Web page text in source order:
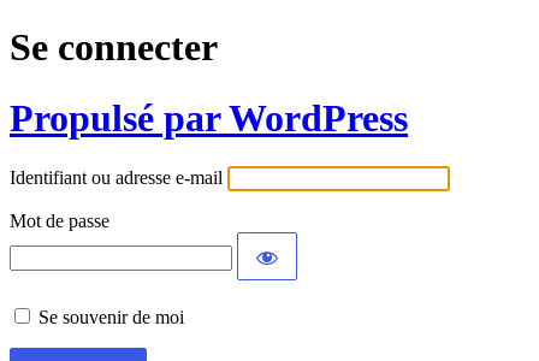
Se connecter
Propulsé par WordPress
Identifiant ou adresse e-mail
Mot de passe
Se souvenir de moi